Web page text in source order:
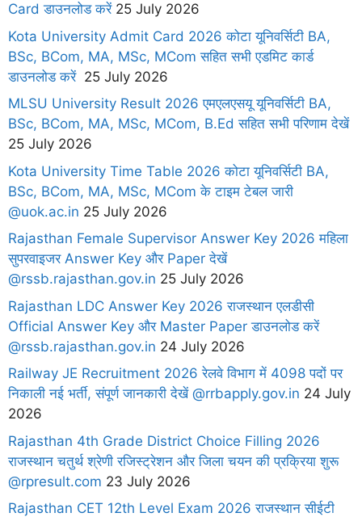
Card डाउनलोड करें25 July 2026
Kota University Admit Card 2026 कोटा यूनिवर्सिटी BA,
BSc, BCom, MA, MSc, MCom सहित सभी एडमिट कार्ड
डाउनलोड करें 25 July 2026
MLSU University Result 2026 एमएलएसयू यूनिवर्सिटी BA,
BSc, BCom, MA, MSc, MCom, B.Ed सहित सभी परिणाम देखें
25 July 2026
Kota University Time Table 2026 कोटा यूनिवर्सिटी BA,
BSc, BCom, MA, MSc, MCom के टाइम टेबल जारी
@uok.ac.in 25 July 2026
Rajasthan Female Supervisor Answer Key 2026 महिला
सुपरवाइजर Answer Key और Paper देखें
@rssb.rajasthan.gov.in 25 July 2026
Rajasthan LDC Answer Key 2026 राजस्थान एलडीसी
Official Answer Key और Master Paper डाउनलोड करें
@rssb.rajasthan.gov.in 24 July 2026
Railway JE Recruitment 2026 रेलवे विभाग में 4098 पदों पर
निकाली नई भर्ती, संपूर्ण जानकारी देखें @rrbapply.gov.in 24 July
2026
Rajasthan 4th Grade District Choice Filling 2026
राजस्थान चतुर्थ श्रेणी रजिस्ट्रेशन और जिला चयन की प्रक्रिया शुरू
@rpresult.com 23 July 2026
Rajasthan CET 12th Level Exam 2026 राजस्थान सीईटी